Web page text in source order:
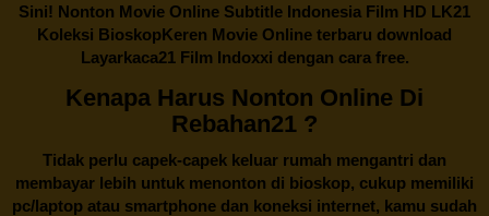
Sini! Nonton Movie Online Subtitle Indonesia Film HD LK21
Koleksi BioskopKeren Movie Online terbaru download
Layarkaca21 Film Indoxxi dengan cara free.
Kenapa Harus Nonton Online Di
Rebahan21 ?
Tidak perlu capek-capek keluar rumah mengantri dan
membayar lebih untuk menonton di bioskop, cukup memiliki
pc/laptop atau smartphone dan koneksi internet, kamu sudah